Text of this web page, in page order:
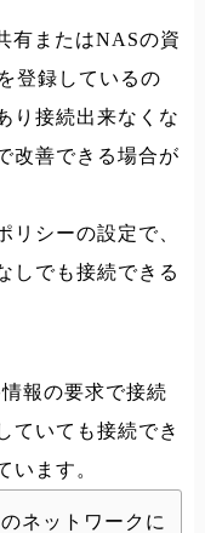
有またはNASの資
登録しているの
り接続出来なくな
改善できる場合が
リシーの設定で、
しでも接続できる
報の要求で接続
ていても接続でき
います。
ネットワークに